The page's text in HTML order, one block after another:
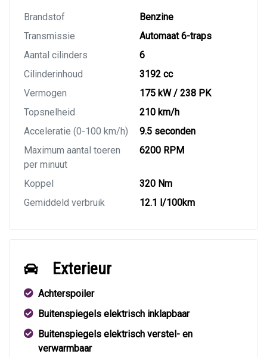
Brandstof
Benzine
Transmissie
Automaat 6-traps
Aantal cilinders
6
Cilinderinhoud
3192 cc
Vermogen
175 kW / 238 PK
Topsnelheid
210 km/h
Acceleratie (0-100 km/h)
9.5 seconden
Maximum aantal toeren
per minuut
6200 RPM
Koppel
320 Nm
Gemiddeld verbruik
12.1 l/100km
Exterieur
Achterspoiler
Buitenspiegels elektrisch inklapbaar
Buitenspiegels elektrisch verstel- en
verwarmbaar